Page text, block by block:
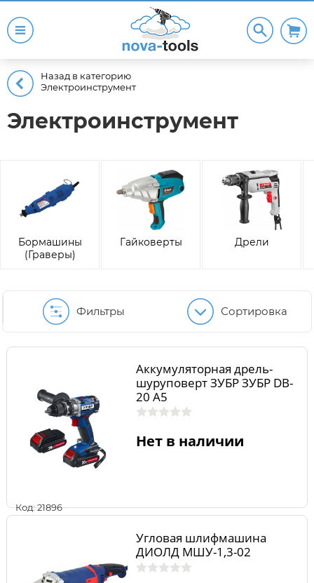
Назад в категорию
Электроинструмент
Электроинструмент
Бормашины
(Граверы)
Гайковерты
Дрели
Фильтры Сортировка
Код: 21896
Аккумуляторная дрель-
шуруповерт ЗУБР ЗУБР DB-
20 A5
Нет в наличии
Угловая шлифмашина
ДИОЛД МШУ-1,3-02